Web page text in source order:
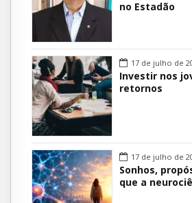
último item se tornou
pivô de controvérsia
em um país […]
no Estadão
17 de julho de
Investir nos
retornos
17 de julho de
Sonhos,
que a